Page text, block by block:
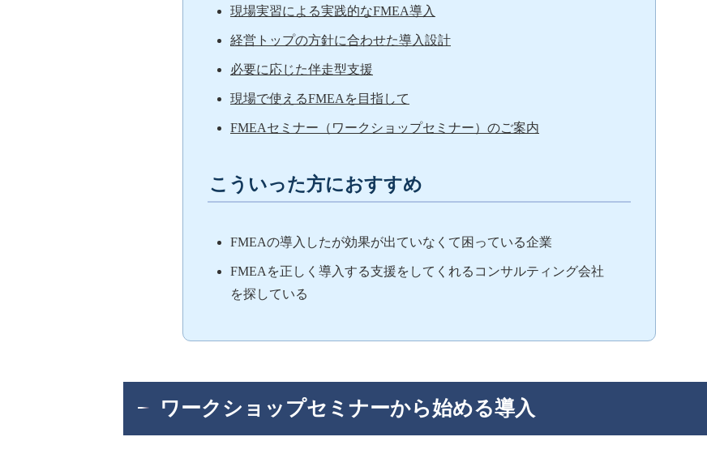
現場実習による実践的なFMEA導入
経営トップの方針に合わせた導入設計
必要に応じた伴走型支援
現場で使えるFMEAを目指して
FMEAセミナー（ワークショップセミナー）のご案内
こういった方におすすめ
FMEAの導入したが効果が出ていなくて困っている企業
FMEAを正しく導入する支援をしてくれるコンサルティング会社
を探している
ワークショップセミナーから始める導入